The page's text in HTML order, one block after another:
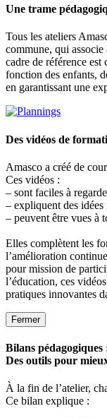
Une trame
Tous les ateliers
commune, qui associe
cadre de référence est
fonction des enfants,
en garantissant une
Des vidéos de
Amasco a créé de
Ces vidéos :
– sont faciles à
– expliquent des idées
– peuvent être vues à
Elles complètent les
l’amélioration
pour mission de
l’éducation, ces
pratiques innovantes
Fermer
Bilans pédagogiques
Des outils pour
À la fin de l’atelier,
Ce bilan explique :